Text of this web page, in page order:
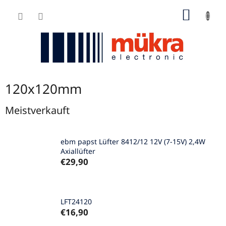
Inhalt
120x120mm
Meistverkauft
ebm papst Lüfter 8412/12 12V (7-15V) 2,4W
Axiallüfter
€29,90
LFT24120
€16,90